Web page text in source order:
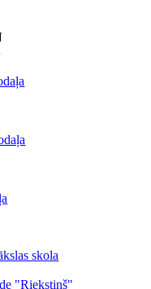
skola
"Riekstiņš"